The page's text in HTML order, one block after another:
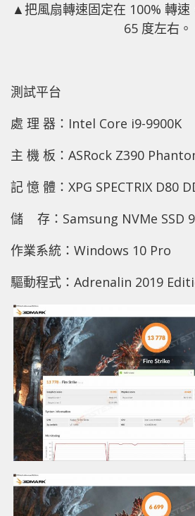
▲把風扇轉速固定在 100% 轉
65 度左右。
測試平台
處 理 器：Intel Core i9-9900K
主 機 板：ASRock Z390
記 憶 體：XPG SPECTRIX D80
儲 存：Samsung NVMe SSD
作業系統：Windows 10 Pro
驅動程式：Adrenalin 2019